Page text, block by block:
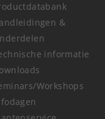
&
informatie
Workshops